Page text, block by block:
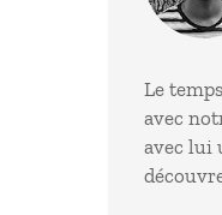
Le
avec
avec lui